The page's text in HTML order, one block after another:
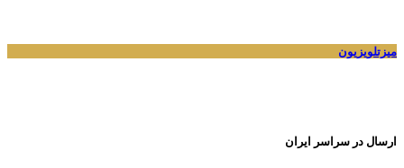
میزتلویزیون
ارسال در سراسر ایران